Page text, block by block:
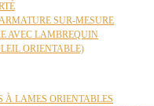
SUR-MESURE
AVEC LAMBREQUIN
ORIENTABLE)
À LAMES ORIENTABLES